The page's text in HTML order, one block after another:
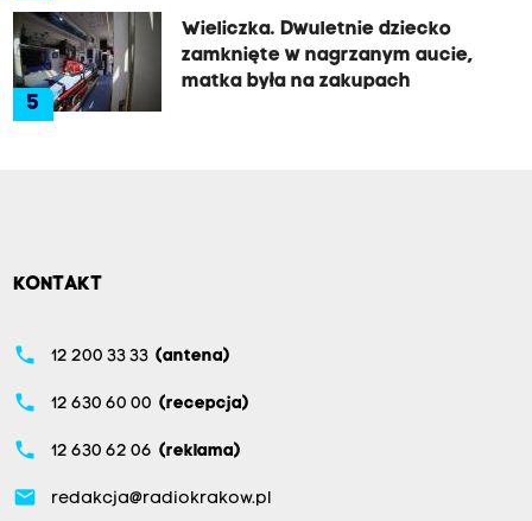
5
Wieliczka. Dwuletnie dziecko
zamknięte w nagrzanym aucie,
matka była na zakupach
KONTAKT
phone 12 200 33 33 (antena)
phone 12 630 60 00 (recepcja)
phone 12 630 62 06 (reklama)
email redakcja@radiokrakow.pl